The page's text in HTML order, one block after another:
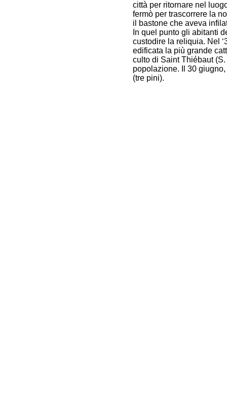
città per ritornare nel
fermò per trascorrere la
il bastone che aveva
In quel punto gli abitanti
custodire la reliquia. Nel
edificata la più grande
culto di Saint Thiébaut
popolazione. Il 30
(tre pini).